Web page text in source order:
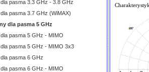
pasma 3.3 GHz - 3.8 GHz
pasma 3.7 GHz (WiMAX)
dla pasma 5 GHz
pasma 5 GHz - MIMO
pasma 5 GHz - MIMO 3x3
pasma 6 GHz
pasma 6 GHz - MIMO